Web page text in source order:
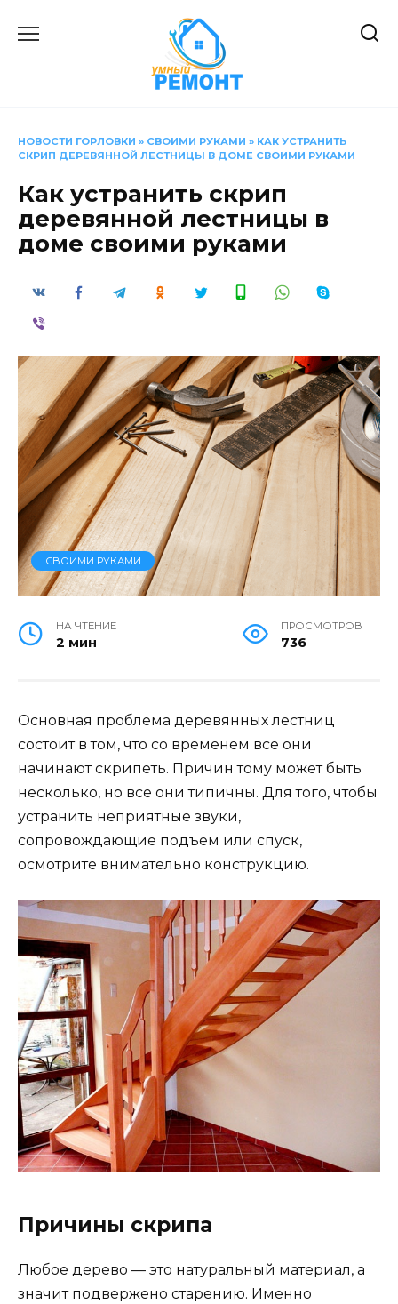
НОВОСТИ ГОРЛОВКИ » СВОИМИ РУКАМИ » КАК УСТРАНИТЬ
СКРИП ДЕРЕВЯННОЙ ЛЕСТНИЦЫ В ДОМЕ СВОИМИ РУКАМИ
Как устранить скрип
деревянной лестницы в
доме своими руками
СВОИМИ РУКАМИ
НА ЧТЕНИЕ
2 мин
ПРОСМОТРОВ
736
Основная проблема деревянных лестниц
состоит в том, что со временем все они
начинают скрипеть. Причин тому может быть
несколько, но все они типичны. Для того, чтобы
устранить неприятные звуки,
сопровождающие подъем или спуск,
осмотрите внимательно конструкцию.
Причины скрипа
Любое дерево — это натуральный материал, а
значит подвержено старению. Именно